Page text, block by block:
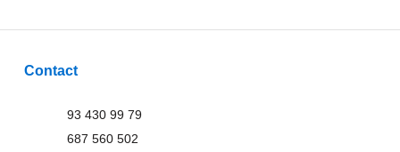
Contact
93 430 99 79
687 560 502